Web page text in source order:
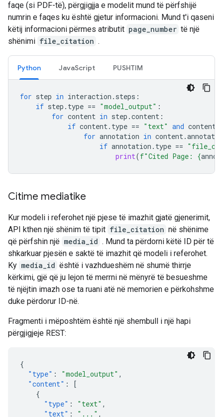
faqe (si PDF-të), përgjigjja e modelit mund të përfshijë
numrin e faqes ku është gjetur informacioni. Mund t'i qaseni
këtij informacioni përmes atributit page_number të një
shënimi file_citation .
Python JavaScript PUSHTIM
for step in interaction . steps :
if step . type == "model_output" :
for content in step .content :
if content. type == "text" and content
for annotation in content.
if annotation . type ==
print(f"Cited Page: {
Citime mediatike
Kur modeli i referohet një pjese të imazhit gjatë gjenerimit,
API kthen një shënim të tipit file_citation në shënime
që përfshin një media_id . Mund ta përdorni këtë ID për të
shkarkuar pjesën e saktë të imazhit që modeli i referohet.
Ky media_id është i vazhdueshëm në shumë thirrje
kërkimi, gjë që ju lejon të merrni në mënyrë të besueshme
të njëjtin imazh ose ta ruani atë në memorien e përkohshme
duke përdorur ID-në.
Fragmenti i mëposhtëm është një shembull i një hapi
përgjigjeje REST:
{
"type" : "model_output" ,
"content" :
[
{
"type" : "text" ,
"text" : "..." ,